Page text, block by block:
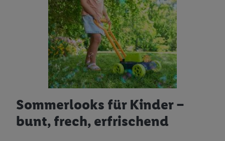
Sommerlooks für Kinder –
bunt, frech, erfrischend